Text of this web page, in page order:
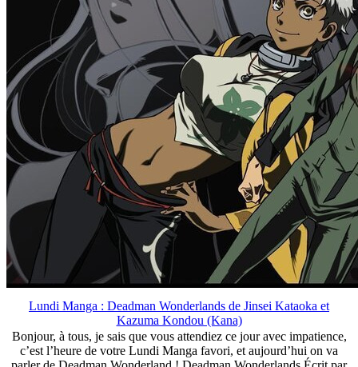
Lundi Manga : Deadman Wonderlands de Jinsei Kataoka et
Kazuma Kondou (Kana)
Bonjour, à tous, je sais que vous attendiez ce jour avec impatience,
c’est l’heure de votre Lundi Manga favori, et aujourd’hui on va